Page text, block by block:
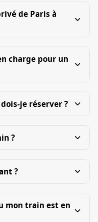
de Paris à
charge pour un
je réserver ?
?
?
mon train est en